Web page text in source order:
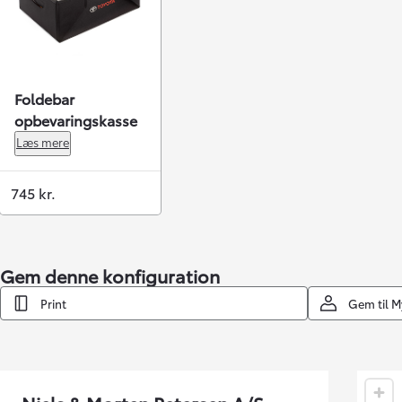
Yaris
HYBRID
Foldebar
opbevaringskasse
Læs mere
745 kr.
Gem denne konfiguration
Print Gem til